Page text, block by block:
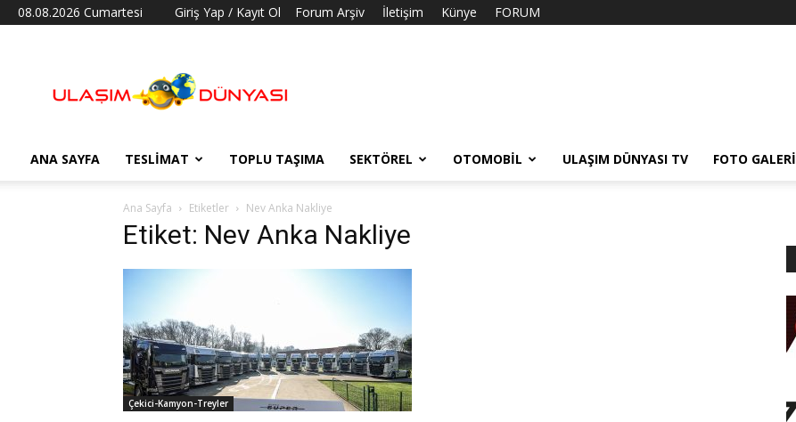
08.08.2026 Cumartesi Giriş Yap / Kayıt Ol Forum Arşiv İletişim Künye FORUM
Dünyası
ANA SAYFA TESLIMAT TOPLU TAŞIMA SEKTÖREL OTOMOBIL ULAŞIM DÜNYASI TV FOTO GALERI
Ana Sayfa Etiketler Nev Anka Nakliye
Etiket: Nev Anka Nakliye
Çekici-Kamyon-Treyler